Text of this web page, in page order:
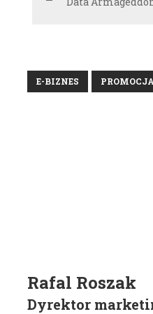
E-BIZNES
Rafal Roszak
Dyrektor